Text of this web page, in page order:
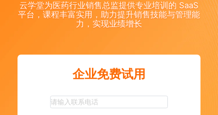
云学堂为医药行业销售总监提供专业培训的 SaaS
平台，课程丰富实用，助力提升销售技能与管理能
力，实现业绩增长
企业免费试用